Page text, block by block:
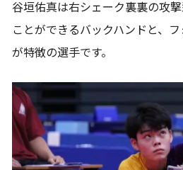
谷垣佑真は右シェーク裏裏の攻
ことができるバックハンドと、
が特徴の選手です。